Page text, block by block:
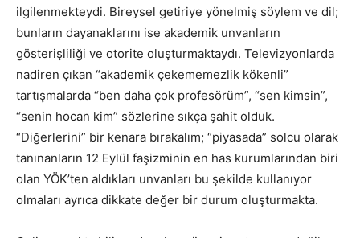
ilgilenmekteydi. Bireysel getiriye yönelmiş söylem ve dil;
bunların dayanaklarını ise akademik unvanların
gösterişliliği ve otorite oluşturmaktaydı. Televizyonlarda
nadiren çıkan “akademik çekememezlik kökenli”
tartışmalarda “ben daha çok profesörüm”, “sen kimsin”,
“senin hocan kim” sözlerine sıkça şahit olduk.
“Diğerlerini” bir kenara bırakalım; “piyasada” solcu olarak
tanınanların 12 Eylül faşizminin en has kurumlarından biri
olan YÖK’ten aldıkları unvanları bu şekilde kullanıyor
olmaları ayrıca dikkate değer bir durum oluşturmakta.